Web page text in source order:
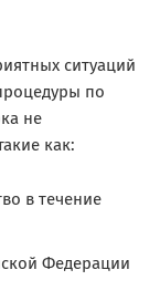
ситуаций
по
не
как:
в течение
Федерации